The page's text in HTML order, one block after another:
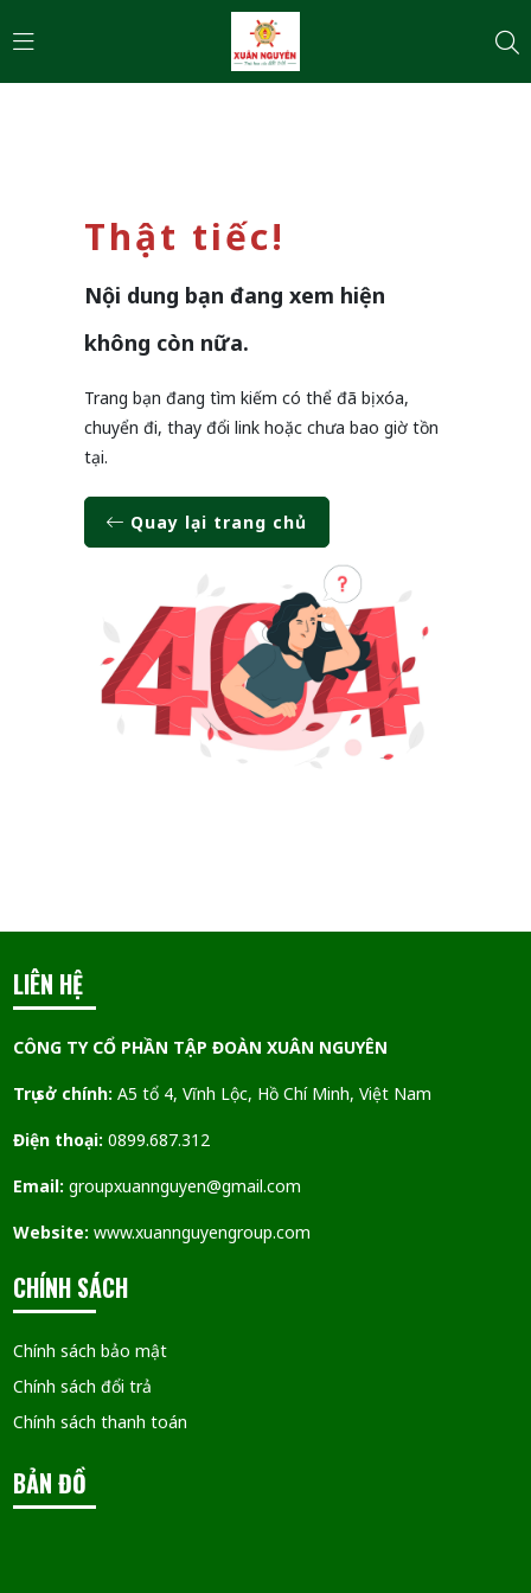
Thật tiếc!
Nội dung bạn đang xem hiện
không còn nữa.
Trang bạn đang tìm kiếm có thể đã bị xóa,
chuyển đi, thay đổi link hoặc chưa bao giờ tồn
tại.
Quay lại trang chủ
LIÊN HỆ
CÔNG TY CỔ PHẦN TẬP ĐOÀN XUÂN NGUYÊN
Trụ sở chính: A5 tổ 4, Vĩnh Lộc, Hồ Chí Minh, Việt Nam
Điện thoại: 0899.687.312
Email: groupxuannguyen@gmail.com
Website: www.xuannguyengroup.com
CHÍNH SÁCH
Chính sách bảo mật
Chính sách đổi trả
Chính sách thanh toán
BẢN ĐỒ